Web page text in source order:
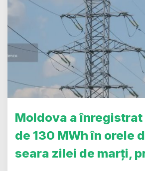
Moldova a
de 130 MWh în orele
seara zilei de marți,